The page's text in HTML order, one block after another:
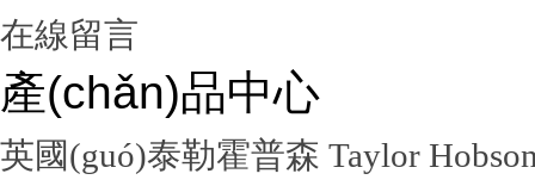
在線留言
產(chǎn)品中心
英國(guó)泰勒霍普森 Taylor